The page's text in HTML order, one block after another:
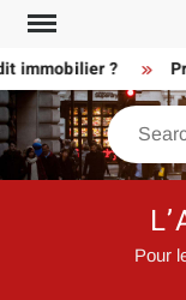
Skip
content
? Prêt
Search
Pour